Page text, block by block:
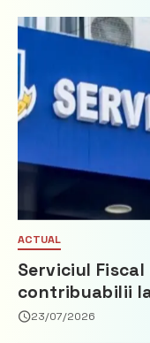
ACTUAL
Serviciul
contribuabilii
privind
23/07/2026